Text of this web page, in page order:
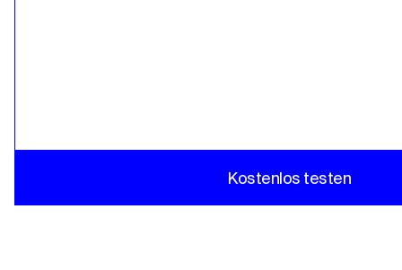
Kostenlos testen